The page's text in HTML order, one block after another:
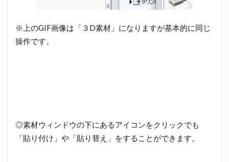
※上のGIF画像は「３D素材」になりますが基本的に同じ
操作です。
◎素材ウィンドウの下にあるアイコンをクリックでも
「貼り付け」や「貼り替え」をすることができます。